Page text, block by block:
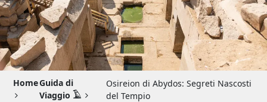
Tour Giordania
Altri
Blog 𓁐
Guida di Viaggio 𓉔
HomeGuida di
Viaggio 𓄿
Osireion di Abydos: Segreti Nascosti
del Tempio